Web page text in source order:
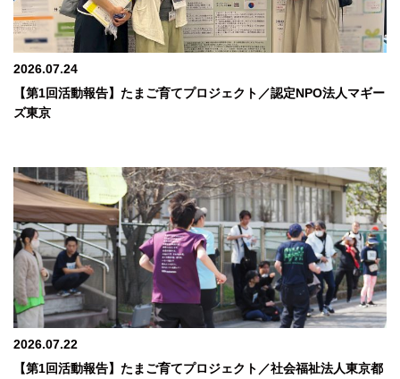
2026.07.24
【第1回活動報告】たまご育てプロジェクト／認定NPO法人マギー
ズ東京
2026.07.22
【第1回活動報告】たまご育てプロジェクト／社会福祉法人東京都